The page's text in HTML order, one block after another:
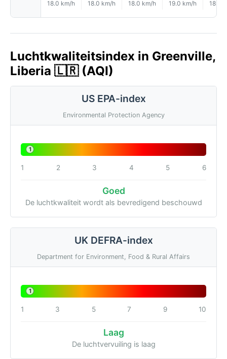
18.0 km/h 18.0 km/h 18.0 km/h 19.0 km/h 18.0
Luchtkwaliteitsindex in Greenville,
Liberia 🇱🇷 (AQI)
US EPA-index
Environmental Protection Agency
1
1 2 3 4 5 6
Goed
De luchtkwaliteit wordt als bevredigend beschouwd
UK DEFRA-index
Department for Environment, Food & Rural Affairs
1
1 3 5 7 9 10
Laag
De luchtvervuiling is laag